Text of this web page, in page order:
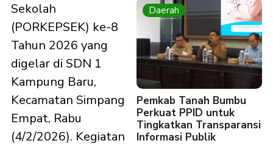
Sekolah
(PORKEPSEK) ke-8
Tahun 2026 yang
digelar di SDN 1
Kampung Baru,
Kecamatan Simpang
Empat, Rabu
(4/2/2026). Kegiatan
Daerah
Pemkab Tanah Bumbu
Perkuat PPID untuk
Tingkatkan Transparansi
Informasi Publik